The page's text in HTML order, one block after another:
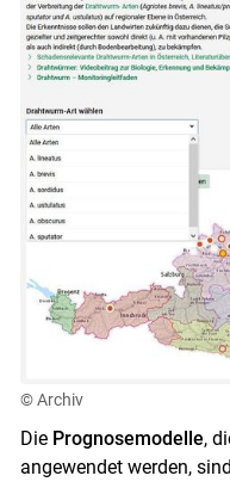
© Archiv
Die Prognosemodelle,
angewendet werden,